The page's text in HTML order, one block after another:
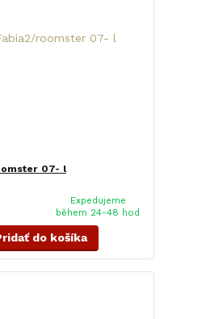
07- l
Expedujeme
během 24-48 hod
do košíka